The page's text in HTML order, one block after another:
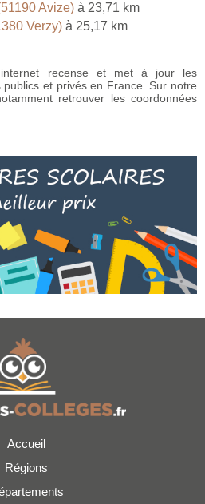
Avize) à 23,71 km
Verzy) à 25,17 km
recense et met à jour les
et privés en France. Sur notre
retrouver les coordonnées
Accueil
Régions